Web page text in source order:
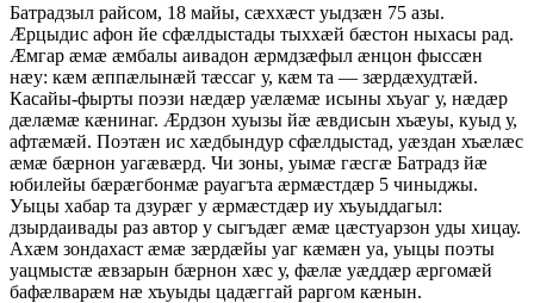
Батрадзыл райсом, 18 майы, сæххæст уыдзæн 75 азы.
Æрцыдис афон йе сфæлдыстады тыххæй бæстон ныхасы рад.
Æмгар æмæ æмбалы аивадон æрмдзæфыл æнцон фыссæн
нæу: кæм æппæлынæй тæссаг у, кæм та — зæрдæхудтæй.
Касайы-фырты поэзи нæдæр уæлæмæ исыны хъуаг у, нæдæр
дæлæмæ кæнинаг. Æрдзон хуызы йæ æвдисын хъæуы, куыд у,
афтæмæй. Поэтæн ис хæдбындур сфæлдыстад, уæздан хъæлæс
æмæ бæрнон уагæвæрд. Чи зоны, уымæ гæсгæ Батрадз йæ
юбилейы бæрæгбонмæ рауагъта æрмæстдæр 5 чиныджы.
Уыцы хабар та дзурæг у æрмæстдæр иу хъуыддагыл:
дзырдаивады раз автор у сыгъдæг æмæ цæстуарзон уды хицау.
Ахæм зондахаст æмæ зæрдæйы уаг кæмæн уа, уыцы поэты
уацмыстæ æвзарын бæрнон хæс у, фæлæ уæддæр æргомæй
бафæлварæм нæ хъуыды цадæггай раргом кæнын.